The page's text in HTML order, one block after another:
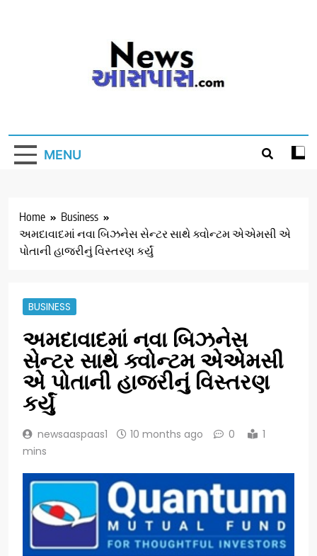
MENU
Home
Business
અમદાવાદમાં નવા બિઝનેસ સેન્ટર સાથે ક્વોન્ટમ એએમસી એ
પોતાની હાજરીનું વિસ્તરણ કર્યું
BUSINESS
અમદાવાદમાં નવા બિઝનેસ
સેન્ટર સાથે ક્વોન્ટમ એએમસી
એ પોતાની હાજરીનું વિસ્તરણ
કર્યું
newsaaspaas1 10 months ago 0
1
mins